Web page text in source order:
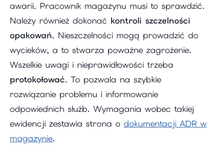
awarii. Pracownik magazynu musi to sprawdzić.
Należy również dokonać kontroli szczelności
opakowań. Nieszczelności mogą prowadzić do
wycieków, a to stwarza poważne zagrożenie.
Wszelkie uwagi i nieprawidłowości trzeba
protokołować. To pozwala na szybkie
rozwiązanie problemu i informowanie
odpowiednich służb. Wymagania wobec takiej
ewidencji zestawia strona o dokumentacji ADR w
magazynie.